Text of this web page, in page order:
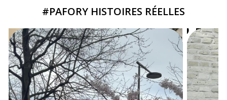
#PAFORY HISTOIRES RÉELLES